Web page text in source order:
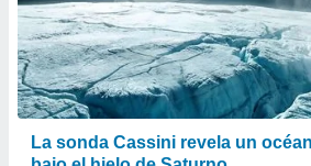
La sonda Cassini revela un